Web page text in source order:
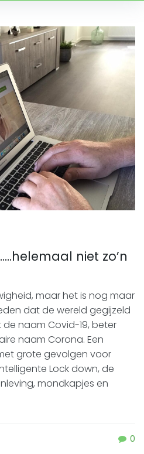
niet zo’n
maar het is nog maar
dat de wereld gegijzeld
naam Covid-19, beter
naam Corona. Een
grote gevolgen voor
Lock down, de
mondkapjes en
0